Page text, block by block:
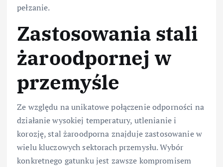
pełzanie.
Zastosowania stali
żaroodpornej w
przemyśle
Ze względu na unikatowe połączenie odporności na
działanie wysokiej temperatury, utlenianie i
korozję, stal żaroodporna znajduje zastosowanie w
wielu kluczowych sektorach przemysłu. Wybór
konkretnego gatunku jest zawsze kompromisem